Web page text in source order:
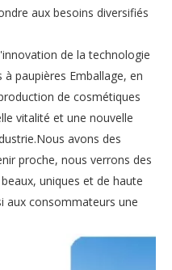
aux besoins diversifiés
de la technologie
paupières Emballage, en
de cosmétiques
vitalité et une nouvelle
avons des
proche, nous verrons des
uniques et de haute
aux consommateurs une